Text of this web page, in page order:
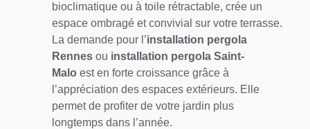
bioclimatique ou à toile rétractable, crée un
espace ombragé et convivial sur votre terrasse.
La demande pour l’installation pergola
Rennes ou installation pergola Saint-
Malo est en forte croissance grâce à
l’appréciation des espaces extérieurs. Elle
permet de profiter de votre jardin plus
longtemps dans l’année.